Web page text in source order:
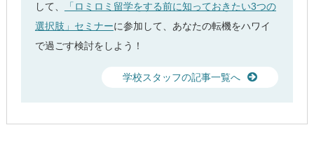
して、
「ロミロミ留学をする前に知っておきたい3つの
選択肢」セミナーに参加して、あなたの転機をハワイ
で過ごす検討をしよう！
学校スタッフの記事一覧へ